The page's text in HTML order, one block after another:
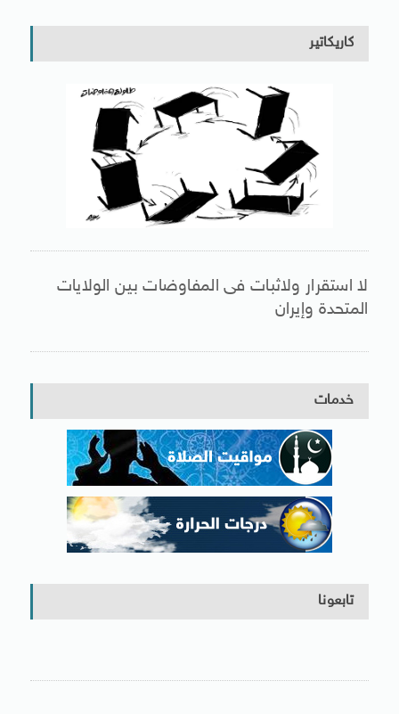
كاريكاتير
لا استقرار ولاثبات فى المفاوضات بين الولايات
المتحدة وإيران
خدمات
تابعونا